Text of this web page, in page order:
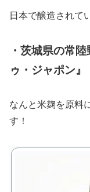
日本で醸造されて
・茨城県の常
ゥ・ジャポン』
なんと米麹を原料
す！